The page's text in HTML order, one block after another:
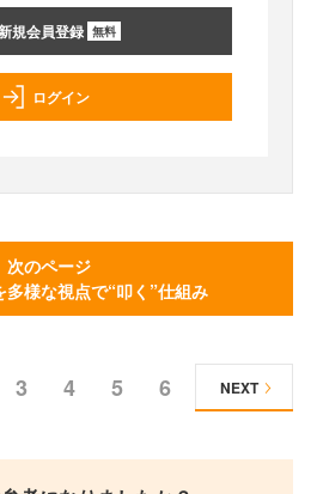
規会員登録 無料
ログイン
次のページ
様な視点で“叩く”仕組み
3 4 5 6 NEXT